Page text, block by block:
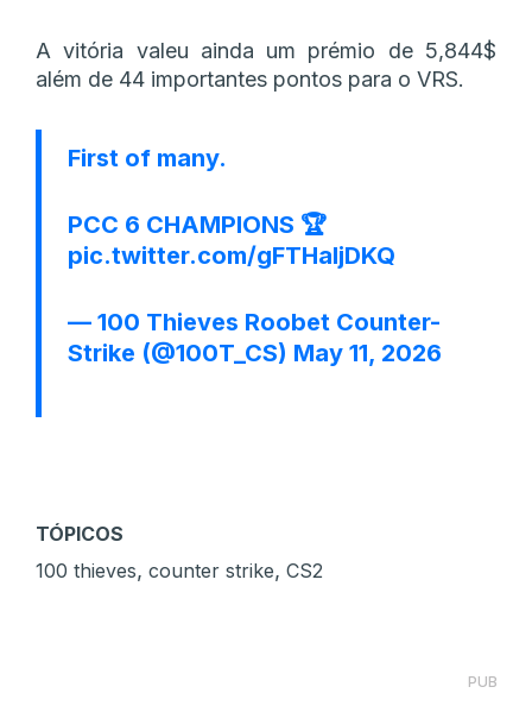
A vitória valeu ainda um prémio de 5,844$
além de 44 importantes pontos para o VRS.
First of many.
PCC 6 CHAMPIONS 🏆
pic.twitter.com/gFTHaIjDKQ
— 100 Thieves Roobet Counter-
Strike (@100T_CS) May 11, 2026
TÓPICOS
100 thieves, counter strike, CS2
PUB